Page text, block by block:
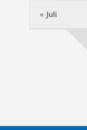
« Juli